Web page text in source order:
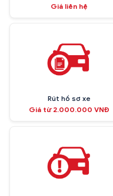
Giá liên hệ
Rút hồ sơ xe
Giá từ 2.000.000 VNĐ